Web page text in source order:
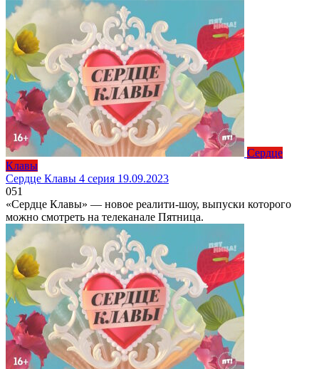
Сердце
Клавы
Сердце Клавы 4 серия 19.09.2023
051
«Сердце Клавы» — новое реалити-шоу, выпуски которого
можно смотреть на телеканале Пятница.